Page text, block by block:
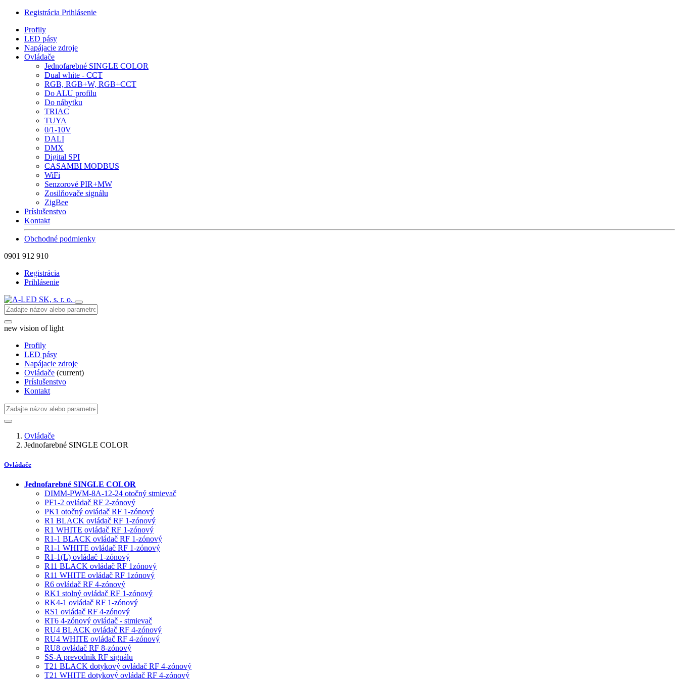
Registrácia Prihlásenie
Profily
LED pásy
Napájacie zdroje
Ovládače
Jednofarebné SINGLE COLOR
Dual white - CCT
RGB, RGB+W, RGB+CCT
Do ALU profilu
Do nábytku
TRIAC
TUYA
0/1-10V
DALI
DMX
Digital SPI
CASAMBI MODBUS
WiFi
Senzorové PIR+MW
Zosilňovače signálu
ZigBee
Príslušenstvo
Kontakt
Obchodné podmienky
0901 912 910
Registrácia
Prihlásenie
new vision of light
Profily
LED pásy
Napájacie zdroje
Ovládače (current)
Príslušenstvo
Kontakt
Ovládače
Jednofarebné SINGLE COLOR
Ovládače
Jednofarebné SINGLE COLOR
DIMM-PWM-8A-12-24 otočný stmievač
PF1-2 ovládač RF 2-zónový
PK1 otočný ovládač RF 1-zónový
R1 BLACK ovládač RF 1-zónový
R1 WHITE ovládač RF 1-zónový
R1-1 BLACK ovládač RF 1-zónový
R1-1 WHITE ovládač RF 1-zónový
R1-1(L) ovládač 1-zónový
R11 BLACK ovládač RF 1zónový
R11 WHITE ovládač RF 1zónový
R6 ovládač RF 4-zónový
RK1 stolný ovládač RF 1-zónový
RK4-1 ovládač RF 1-zónový
RS1 ovládač RF 4-zónový
RT6 4-zónový ovládač - stmievač
RU4 BLACK ovládač RF 4-zónový
RU4 WHITE ovládač RF 4-zónový
RU8 ovládač RF 8-zónový
SS-A prevodnik RF signálu
T21 BLACK dotykový ovládač RF 4-zónový
T21 WHITE dotykový ovládač RF 4-zónový